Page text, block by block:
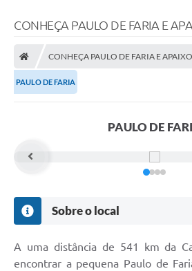
DIÁRIO OFICIAL DO MUNICÍPIO
Horário de Atendimento dos Profissionais
Consulta de Protocolo
Objetivos de Desenvolvimento Sustentável
Faria
CONHEÇA PAULO DE FARIA E
CONHEÇA PAULO DE FARIA E
PAULO DE FARIA
PAULO DE
Sobre o local
A uma distância de 541 km da
encontrar a pequena Paulo de